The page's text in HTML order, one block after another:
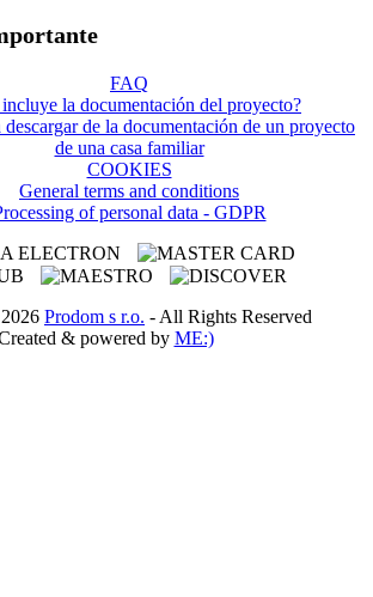
FAQ
incluye la documentación del proyecto?
descargar de la documentación de un proyecto
de una casa familiar
COOKIES
General terms and conditions
of personal data - GDPR
Prodom s r.o. - All Rights Reserved
& powered by ME:)